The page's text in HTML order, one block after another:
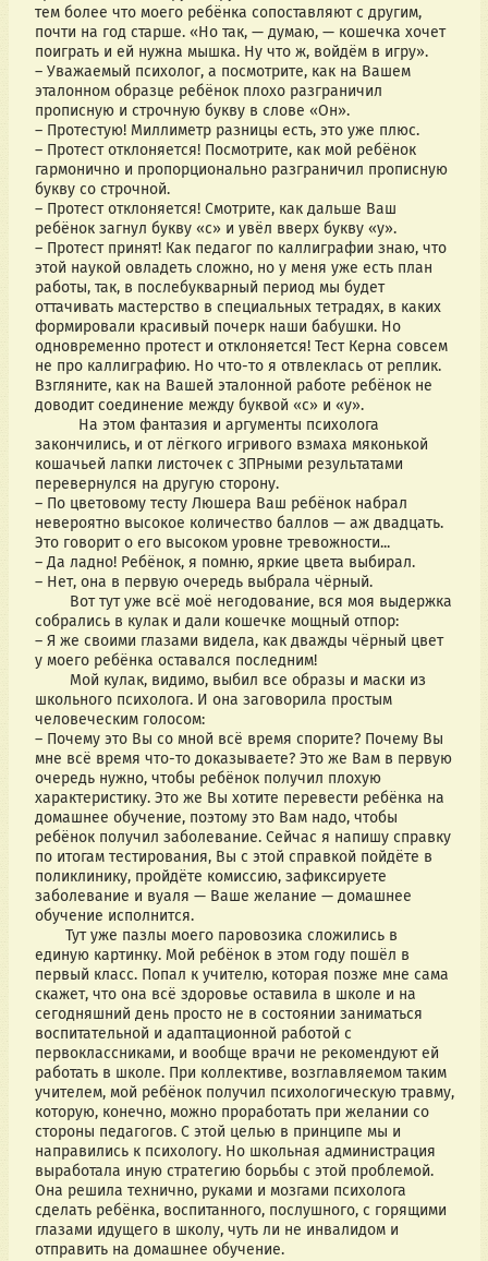
тем более что моего ребёнка сопоставляют с другим,
почти на год старше. «Но так, — думаю, — кошечка хочет
поиграть и ей нужна мышка. Ну что ж, войдём в игру».
– Уважаемый психолог, а посмотрите, как на Вашем
эталонном образце ребёнок плохо разграничил
прописную и строчную букву в слове «Он».
– Протестую! Миллиметр разницы есть, это уже плюс.
– Протест отклоняется! Посмотрите, как мой ребёнок
гармонично и пропорционально разграничил прописную
букву со строчной.
– Протест отклоняется! Смотрите, как дальше Ваш
ребёнок загнул букву «с» и увёл вверх букву «у».
– Протест принят! Как педагог по каллиграфии знаю, что
этой наукой овладеть сложно, но у меня уже есть план
работы, так, в послебукварный период мы будет
оттачивать мастерство в специальных тетрадях, в каких
формировали красивый почерк наши бабушки. Но
одновременно протест и отклоняется! Тест Керна совсем
не про каллиграфию. Но что-то я отвлеклась от реплик.
Взгляните, как на Вашей эталонной работе ребёнок не
доводит соединение между буквой «с» и «у».
закончились, и от лёгкого игривого взмаха мяконькой
кошачьей лапки листочек с ЗПРными результатами
перевернулся на другую сторону.
– По цветовому тесту Люшера Ваш ребёнок набрал
невероятно высокое количество баллов — аж двадцать.
Это говорит о его высоком уровне тревожности...
– Да ладно! Ребёнок, я помню, яркие цвета выбирал.
– Нет, она в первую очередь выбрала чёрный.
собрались в кулак и дали кошечке мощный отпор:
– Я же своими глазами видела, как дважды чёрный цвет
у моего ребёнка оставался последним!
школьного психолога. И она заговорила простым
человеческим голосом:
– Почему это Вы со мной всё время спорите? Почему Вы
мне всё время что-то доказываете? Это же Вам в первую
очередь нужно, чтобы ребёнок получил плохую
характеристику. Это же Вы хотите перевести ребёнка на
домашнее обучение, поэтому это Вам надо, чтобы
ребёнок получил заболевание. Сейчас я напишу справку
по итогам тестирования, Вы с этой справкой пойдёте в
поликлинику, пройдёте комиссию, зафиксируете
заболевание и вуаля — Ваше желание — домашнее
обучение исполнится.
единую картинку. Мой ребёнок в этом году пошёл в
первый класс. Попал к учителю, которая позже мне сама
скажет, что она всё здоровье оставила в школе и на
сегодняшний день просто не в состоянии заниматься
воспитательной и адаптационной работой с
первоклассниками, и вообще врачи не рекомендуют ей
работать в школе. При коллективе, возглавляемом таким
учителем, мой ребёнок получил психологическую травму,
которую, конечно, можно проработать при желании со
стороны педагогов. С этой целью в принципе мы и
направились к психологу. Но школьная администрация
выработала иную стратегию борьбы с этой проблемой.
Она решила технично, руками и мозгами психолога
сделать ребёнка, воспитанного, послушного, с горящими
глазами идущего в школу, чуть ли не инвалидом и
отправить на домашнее обучение.